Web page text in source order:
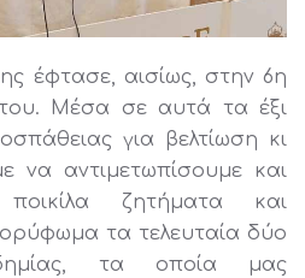
έφτασε, αισίως, στην 6η
Μέσα σε αυτά τα έξι
για βελτίωση κι
να αντιμετωπίσουμε και
ζητήματα και
τα τελευταία δύο
τα οποία μας